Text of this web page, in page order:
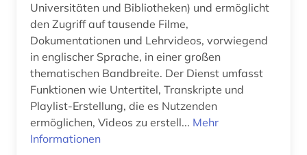
Universitäten und Bibliotheken) und ermöglicht
den Zugriff auf tausende Filme,
Dokumentationen und Lehrvideos, vorwiegend
in englischer Sprache, in einer großen
thematischen Bandbreite. Der Dienst umfasst
Funktionen wie Untertitel, Transkripte und
Playlist-Erstellung, die es Nutzenden
ermöglichen, Videos zu erstell... Mehr
Informationen